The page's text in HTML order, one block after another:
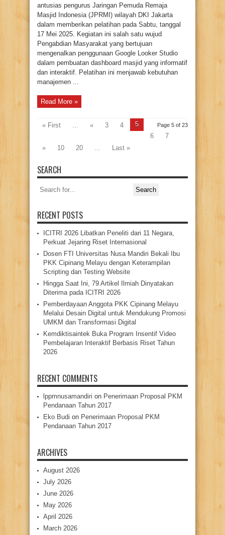
antusias pengurus Jaringan Pemuda Remaja
Masjid Indonesia (JPRMI) wilayah DKI Jakarta
dalam memberikan pelatihan pada Sabtu, tanggal
17 Mei 2025. Kegiatan ini salah satu wujud
Pengabdian Masyarakat yang bertujuan
mengenalkan penggunaan Google Looker Studio
dalam pembuatan dashboard masjid yang informatif
dan interaktif. Pelatihan ini menjawab kebutuhan
manajemen ...
Read More »
Page 5 of 23
« First « 3 4
5
6
7
»
10 20 Last »
SEARCH
Search
for:
RECENT POSTS
ICITRI 2026 Libatkan Peneliti dari 11 Negara,
Perkuat Jejaring Riset Internasional
Dosen FTI Universitas Nusa Mandiri Bekali Ibu
PKK Cipinang Melayu dengan Keterampilan
Scripting dan Testing Website
Hingga Saat Ini, 79 Artikel Ilmiah Dinyatakan
Diterima pada ICITRI 2026
Pemberdayaan Anggota PKK Cipinang Melayu
Melalui Desain Digital untuk Mendukung Promosi
UMKM dan Transformasi Digital
Kemdiktisaintek Buka Program Insentif Video
Pembelajaran Interaktif Berbasis Riset Tahun
2026
RECENT COMMENTS
lppmnusamandiri on Penerimaan Proposal PKM
Pendanaan Tahun 2017
Eko Budi on Penerimaan Proposal PKM
Pendanaan Tahun 2017
ARCHIVES
August 2026
July 2026
June 2026
May 2026
April 2026
March 2026